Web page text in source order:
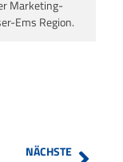
Marketing-
Ems Region.
NÄCHSTE